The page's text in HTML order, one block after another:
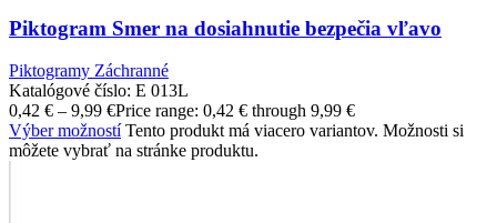
Piktogram Smer na dosiahnutie bezpečia vľavo
Piktogramy Záchranné
Katalógové číslo: E 013L
0,42 € – 9,99 €Price range: 0,42 € through 9,99 €
Výber možností Tento produkt má viacero variantov. Možnosti si
môžete vybrať na stránke produktu.